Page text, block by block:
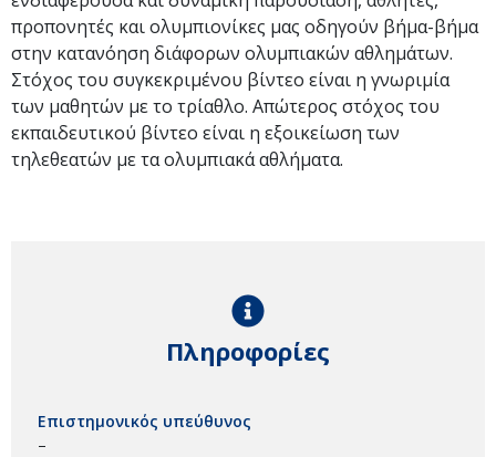
προπονητές και ολυμπιονίκες μας οδηγούν βήμα-βήμα
στην κατανόηση διάφορων ολυμπιακών αθλημάτων.
Στόχος του συγκεκριμένου βίντεο είναι η γνωριμία
των μαθητών με το τρίαθλο. Απώτερος στόχος του
εκπαιδευτικού βίντεο είναι η εξοικείωση των
τηλεθεατών με τα ολυμπιακά αθλήματα.
Πληροφορίες
Επιστημονικός υπεύθυνος
–